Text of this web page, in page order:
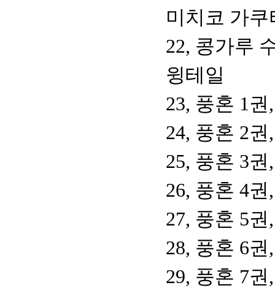
미치코 가
22, 콩가루
윙테일
23, 풍혼 1
24, 풍혼 2
25, 풍혼 3
26, 풍혼 4
27, 풍혼 5
28, 풍혼 6
29, 풍혼 7